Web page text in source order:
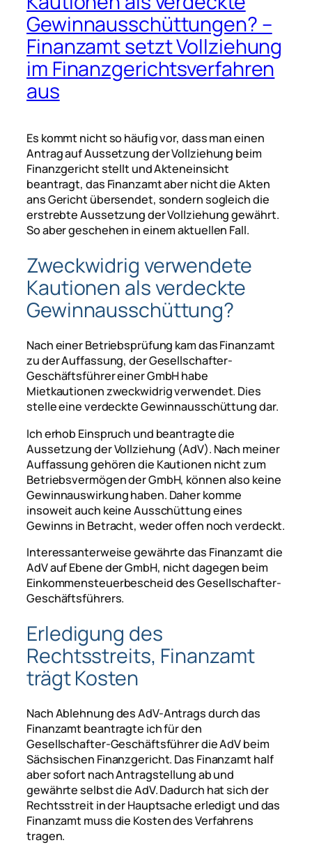
Gewinnausschüttungen? –
Finanzamt setzt Vollziehung
im Finanzgerichtsverfahren
aus
Es kommt nicht so häufig vor, dass man einen
Antrag auf Aussetzung der Vollziehung beim
Finanzgericht stellt und Akteneinsicht
beantragt, das Finanzamt aber nicht die Akten
ans Gericht übersendet, sondern sogleich die
erstrebte Aussetzung der Vollziehung gewährt.
So aber geschehen in einem aktuellen Fall.
Zweckwidrig verwendete
Kautionen als verdeckte
Gewinnausschüttung?
Nach einer Betriebsprüfung kam das Finanzamt
zu der Auffassung, der Gesellschafter-
Geschäftsführer einer GmbH habe
Mietkautionen zweckwidrig verwendet. Dies
stelle eine verdeckte Gewinnausschüttung dar.
Ich erhob Einspruch und beantragte die
Aussetzung der Vollziehung (AdV). Nach meiner
Auffassung gehören die Kautionen nicht zum
Betriebsvermögen der GmbH, können also keine
Gewinnauswirkung haben. Daher komme
insoweit auch keine Ausschüttung eines
Gewinns in Betracht, weder offen noch verdeckt.
Interessanterweise gewährte das Finanzamt die
AdV auf Ebene der GmbH, nicht dagegen beim
Einkommensteuerbescheid des Gesellschafter-
Geschäftsführers.
Erledigung des
Rechtsstreits, Finanzamt
trägt Kosten
Nach Ablehnung des AdV-Antrags durch das
Finanzamt beantragte ich für den
Gesellschafter-Geschäftsführer die AdV beim
Sächsischen Finanzgericht. Das Finanzamt half
aber sofort nach Antragstellung ab und
gewährte selbst die AdV. Dadurch hat sich der
Rechtsstreit in der Hauptsache erledigt und das
Finanzamt muss die Kosten des Verfahrens
tragen.